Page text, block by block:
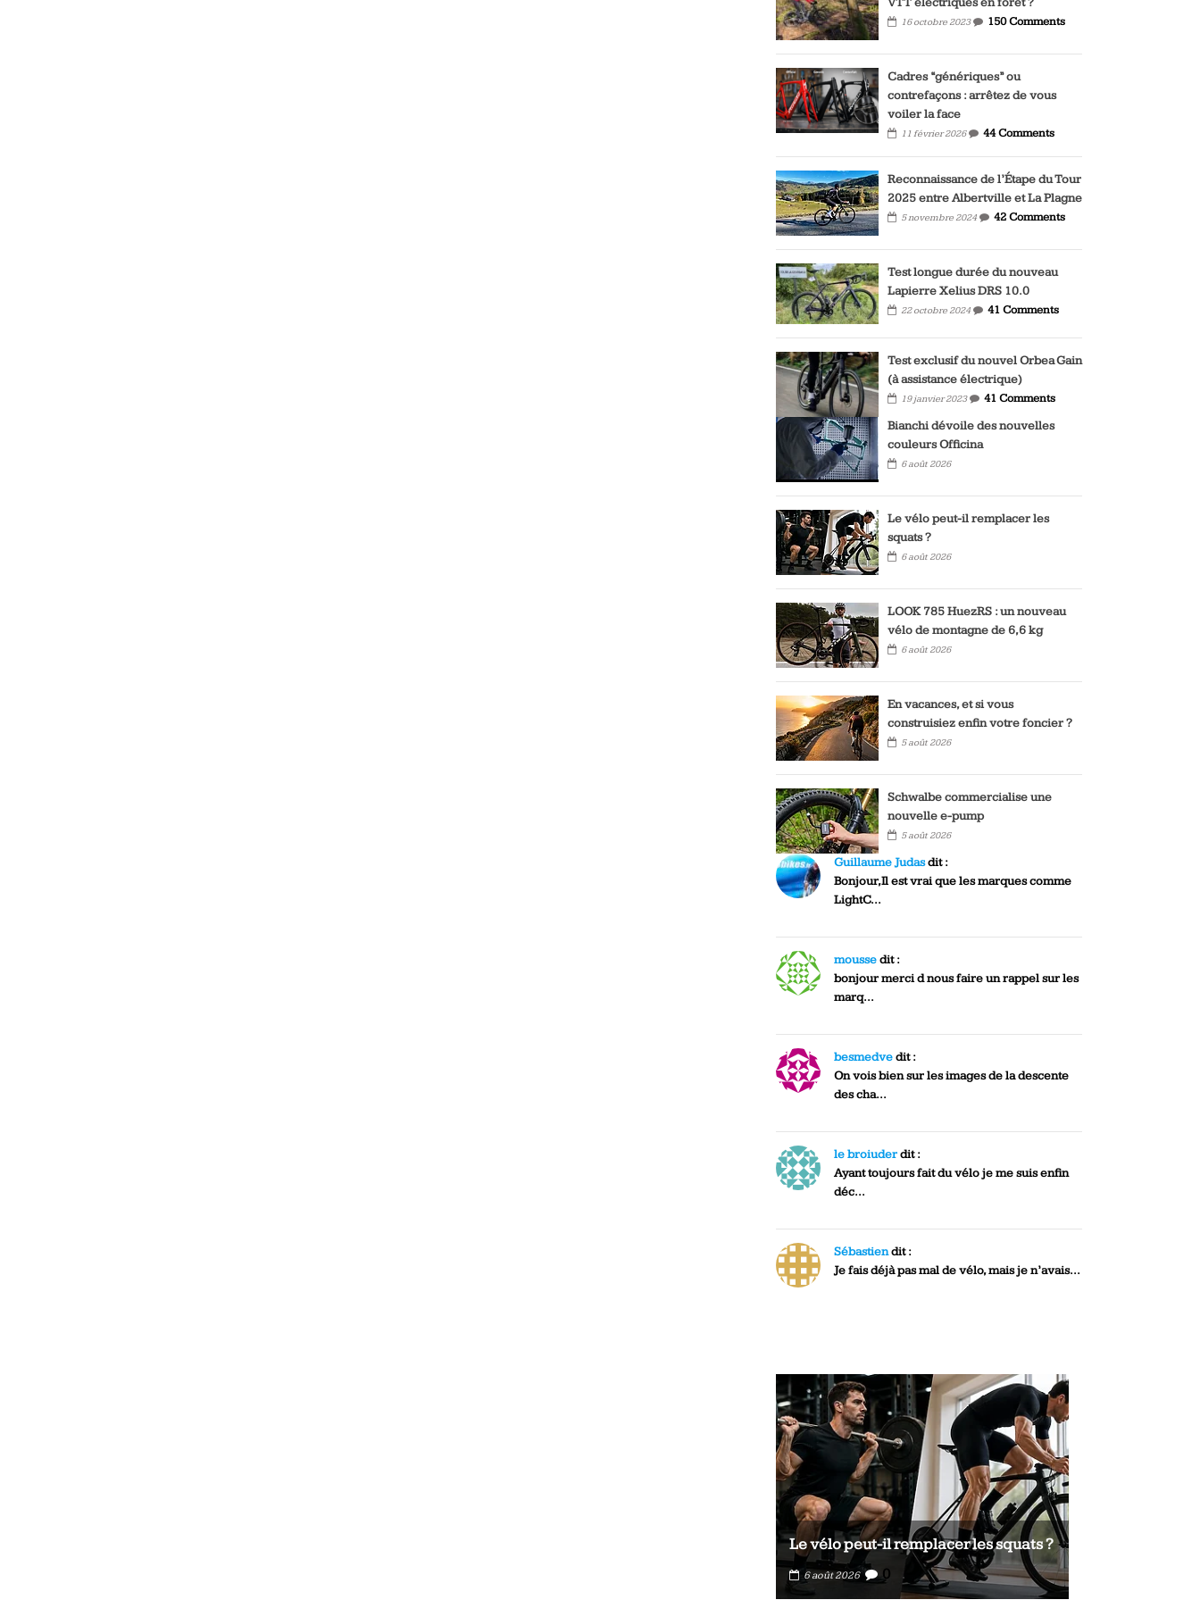
VTT électriques en forêt ?
16 octobre 2023 150 Comments
Cadres “génériques” ou
contrefaçons : arrêtez de vous
voiler la face
11 février 2026 44 Comments
Reconnaissance de l’Étape du Tour
2025 entre Albertville et La Plagne
5 novembre 2024 42 Comments
Test longue durée du nouveau
Lapierre Xelius DRS 10.0
22 octobre 2024 41 Comments
Test exclusif du nouvel Orbea Gain
(à assistance électrique)
19 janvier 2023
41 Comments
Bianchi dévoile des nouvelles
couleurs Officina
6 août 2026
Le vélo peut-il remplacer les
squats ?
6 août 2026
LOOK 785 HuezRS : un nouveau
vélo de montagne de 6,6 kg
6 août 2026
En vacances, et si vous
construisiez enfin votre foncier ?
5 août 2026
Schwalbe commercialise une
nouvelle e-pump
5 août 2026
Guillaume Judasdit :
Bonjour,Il est vrai que les marques comme
LightC...
moussedit :
bonjour merci d nous faire un rappel sur les
marq...
besmedvedit :
On vois bien sur les images de la descente
des cha...
le broiuderdit :
Ayant toujours fait du vélo je me suis enfin
déc...
Sébastiendit :
Je fais déjà pas mal de vélo, mais je n’avais...
Le vélo peut-il remplacer les squats ?
6 août 2026 0